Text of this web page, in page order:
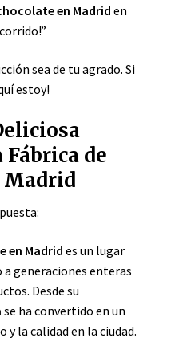
en Madriden
sea de tu agrado. Si
estoy!
de
Madrid
en Madrid es un lugar
generaciones enteras
Desde su
se ha convertido en un
la calidad en la ciudad.